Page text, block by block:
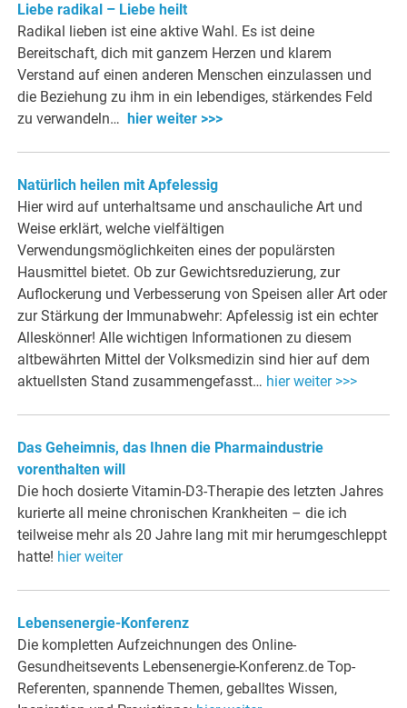
Liebe radikal – Liebe heilt
Radikal lieben ist eine aktive Wahl. Es ist deine
Bereitschaft, dich mit ganzem Herzen und klarem
Verstand auf einen anderen Menschen einzulassen und
die Beziehung zu ihm in ein lebendiges, stärkendes Feld
zu verwandeln…
hier weiter >>>
Natürlich heilen mit Apfelessig
Hier wird auf unterhaltsame und anschauliche Art und
Weise erklärt, welche vielfältigen
Verwendungsmöglichkeiten eines der populärsten
Hausmittel bietet. Ob zur Gewichtsreduzierung, zur
Auflockerung und Verbesserung von Speisen aller Art oder
zur Stärkung der Immunabwehr: Apfelessig ist ein echter
Alleskönner! Alle wichtigen Informationen zu diesem
altbewährten Mittel der Volksmedizin sind hier auf dem
aktuellsten Stand zusammengefasst… hier weiter >>>
Das Geheimnis, das Ihnen die Pharmaindustrie
vorenthalten will
Die hoch dosierte Vitamin-D3-Therapie des letzten Jahres
kurierte all meine chronischen Krankheiten – die ich
teilweise mehr als 20 Jahre lang mit mir herumgeschleppt
hatte! hier weiter
Lebensenergie-Konferenz
Die kompletten Aufzeichnungen des Online-
Gesundheitsevents Lebensenergie-Konferenz.de Top-
Referenten, spannende Themen, geballtes Wissen,